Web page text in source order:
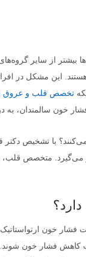
بیشتر از سایر
هستند. این مشکل در
تخصص قلب و عروق
خون سالمندان،
با تشخیص دکتر
می‌گیرد. متخصص قلب،
خون
فشار خون شوند.